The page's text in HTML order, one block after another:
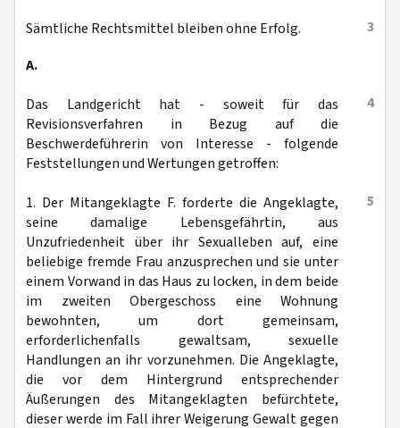
3
Sämtliche Rechtsmittel bleiben ohne Erfolg.
A.
4
Das Landgericht hat - soweit für das
Revisionsverfahren in Bezug auf die
Beschwerdeführerin von Interesse - folgende
Feststellungen und Wertungen getroffen:
5
1. Der Mitangeklagte F. forderte die Angeklagte,
seine damalige Lebensgefährtin, aus
Unzufriedenheit über ihr Sexualleben auf, eine
beliebige fremde Frau anzusprechen und sie unter
einem Vorwand in das Haus zu locken, in dem beide
im zweiten Obergeschoss eine Wohnung
bewohnten, um dort gemeinsam,
erforderlichenfalls gewaltsam, sexuelle
Handlungen an ihr vorzunehmen. Die Angeklagte,
die vor dem Hintergrund entsprechender
Äußerungen des Mitangeklagten befürchtete,
dieser werde im Fall ihrer Weigerung Gewalt gegen